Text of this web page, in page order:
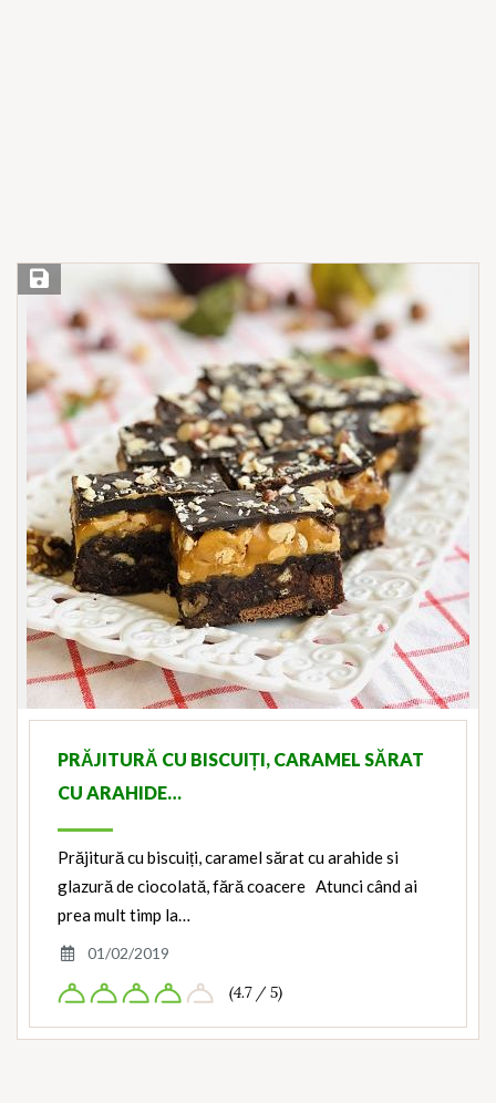
Save Recipe
PRĂJITURĂ CU BISCUIȚI, CARAMEL SĂRAT
CU ARAHIDE…
Prăjitură cu biscuiți, caramel sărat cu arahide si
glazură de ciocolată, fără coacere Atunci când ai
prea mult timp la…
01/02/2019
(4.7 / 5)